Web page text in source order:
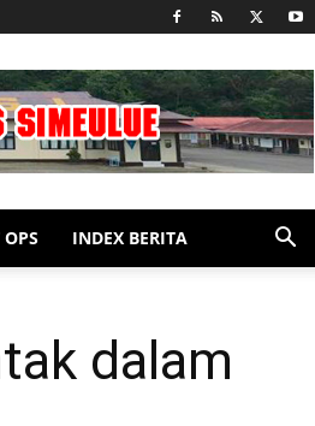
INDEX BERITA
dalam